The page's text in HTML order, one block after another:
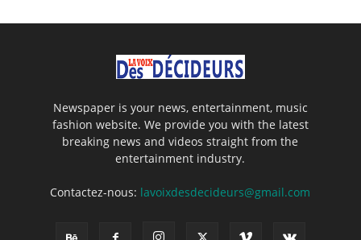
Newspaper is your news, entertainment, music
fashion website. We provide you with the latest
breaking news and videos straight from the
entertainment industry.
Contactez-nous: lavoixdesdecideurs@gmail.com